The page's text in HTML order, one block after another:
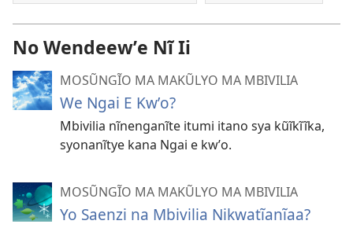
No Wendeewʼe Nĩ Ii
MOSŨNGĨO MA MAKŨLYO MA MBIVILIA
We Ngai E Kwʼo?
Mbivilia nĩnenganĩte itumi itano sya kũĩkĩĩka,
syonanĩtye kana Ngai e kwʼo.
MOSŨNGĨO MA MAKŨLYO MA MBIVILIA
Yo Saenzi na Mbivilia Nikwatĩanĩaa?